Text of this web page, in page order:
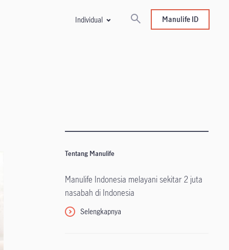
Individual Manulife ID
Tentang Manulife
Manulife Indonesia melayani sekitar 2 juta
nasabah di Indonesia
Selengkapnya